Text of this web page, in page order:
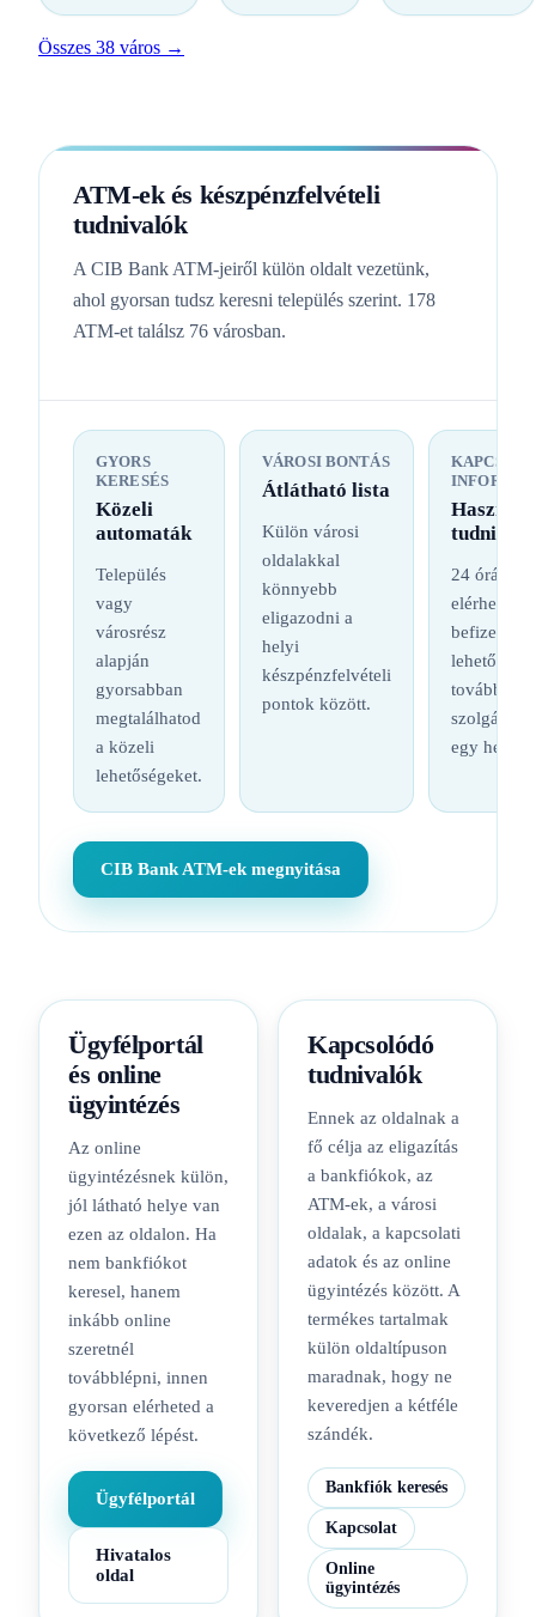
Összes 38 város →
ATM-ek és készpénzfelvételi
tudnivalók
A CIB Bank ATM-jeiről külön oldalt vezetünk,
ahol gyorsan tudsz keresni település szerint. 178
ATM-et találsz 76 városban.
GYORS
KERESÉS
Közeli
automaták
Település
vagy
városrész
alapján
gyorsabban
megtalálhatod
a közeli
lehetőségeket.
VÁROSI BONTÁS
Átlátható lista
Külön városi
oldalakkal
könnyebb
eligazodni a
helyi
készpénzfelvételi
pontok között.
Hasznos
24 órás
befizetési
lehetőség
további
egy
CIB Bank ATM-ek megnyitása
Ügyfélportál
és online
ügyintézés
Az online
ügyintézésnek külön,
jól látható helye van
ezen az oldalon. Ha
nem bankfiókot
keresel, hanem
inkább online
szeretnél
továbblépni, innen
gyorsan elérheted a
következő lépést.
Ügyfélportál
Hivatalos
oldal
Kapcsolódó
tudnivalók
Ennek az oldalnak a
fő célja az eligazítás
a bankfiókok, az
ATM-ek, a városi
oldalak, a kapcsolati
adatok és az online
ügyintézés között. A
termékes tartalmak
külön oldaltípuson
maradnak, hogy ne
keveredjen a kétféle
szándék.
Bankfiók keresés
Kapcsolat
Online
ügyintézés